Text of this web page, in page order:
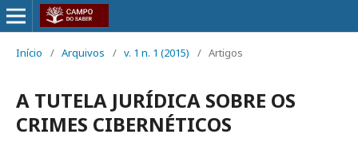
Início / Arquivos / v. 1 n. 1 (2015) / Artigos
A TUTELA JURÍDICA SOBRE OS
CRIMES CIBERNÉTICOS